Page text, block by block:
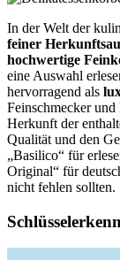
In der Welt der
feiner
hochwertige
eine Auswahl
hervorragend als
Feinschmecker
Herkunft der
Qualität und den
„Basilico“ für
Original“ für
nicht fehlen sollten.